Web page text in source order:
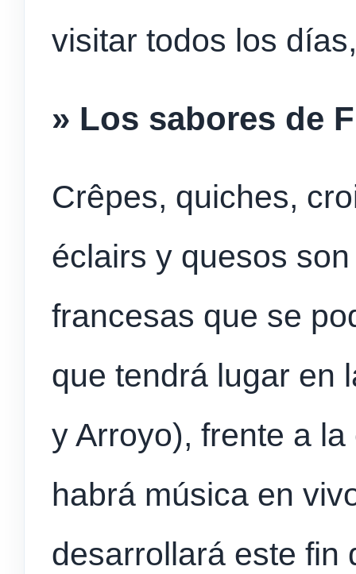
visitar todos los
» Los sabores de
Crêpes, quiches,
éclairs y quesos
francesas que se
que tendrá lugar en
y Arroyo), frente a
habrá música en
desarrollará este fin